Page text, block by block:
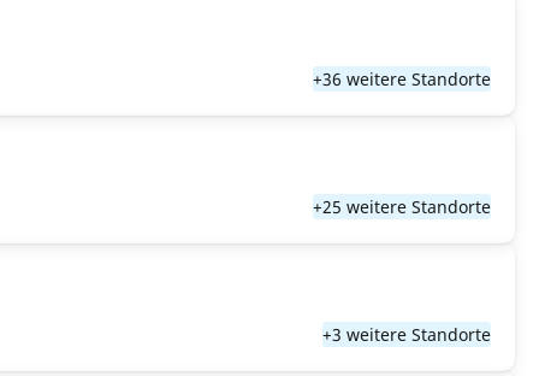
+36 weitere Standorte
+25 weitere Standorte
+3 weitere Standorte